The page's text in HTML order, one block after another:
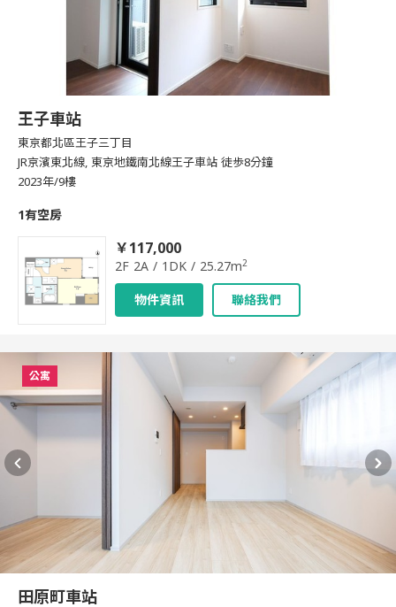
王子車站
東京都北區王子三丁目
JR京濱東北線, 東京地鐵南北線王子車站 徒歩8分鐘
2023年/9樓
1有空房
￥117,000
2F 2A / 1DK / 25.27m2
物件資訊 聯絡我們
公寓
田原町車站